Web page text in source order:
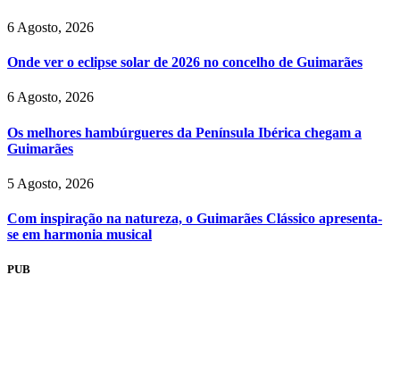
6 Agosto, 2026
Onde ver o eclipse solar de 2026 no concelho de Guimarães
6 Agosto, 2026
Os melhores hambúrgueres da Península Ibérica chegam a
Guimarães
5 Agosto, 2026
Com inspiração na natureza, o Guimarães Clássico apresenta-
se em harmonia musical
PUB